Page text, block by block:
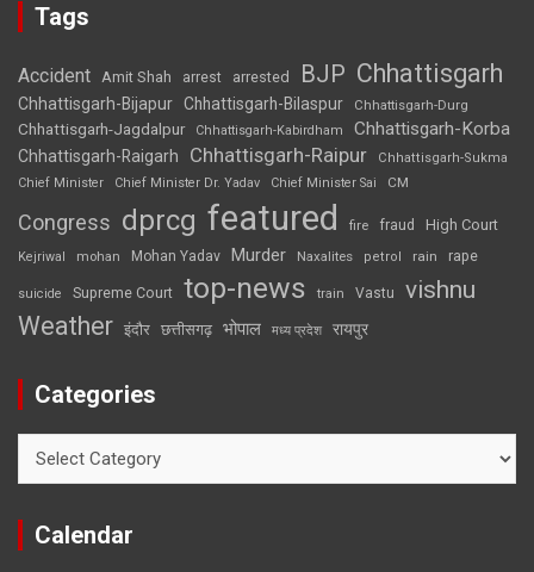
Tags
Accident Amit Shah arrest arrested BJP Chhattisgarh
Chhattisgarh-Bijapur Chhattisgarh-Bilaspur Chhattisgarh-Durg
Chhattisgarh-Jagdalpur Chhattisgarh-Kabirdham Chhattisgarh-Korba
Chhattisgarh-Raigarh Chhattisgarh-Raipur
Chhattisgarh-Sukma
Chief Minister
Chief Minister Dr. Yadav Chief Minister Sai CM
Congress dprcg featured fire fraud High Court
Kejriwal mohan Mohan Yadav Murder Naxalites petrol rain rape
suicide Supreme Court top-news train Vastu vishnu
Weather इंदौर छत्तीसगढ़ भोपाल मध्य प्रदेश रायपुर
Categories
Calendar